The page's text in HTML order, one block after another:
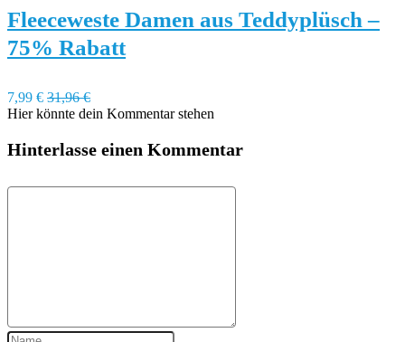
Fleeceweste Damen aus Teddyplüsch –
75% Rabatt
7,99 € 31,96 €
Hier könnte dein Kommentar stehen
Hinterlasse einen Kommentar